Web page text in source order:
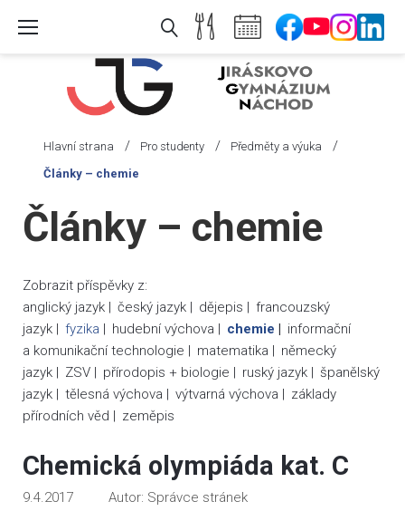
Hlavní strana / Pro studenty / Předměty a výuka /
Články – chemie
Články
Články – chemie
Zobrazit příspěvky z:
anglický jazyk
český jazyk dějepis
francouzský
jazyk
fyzika hudební výchova chemie
informační
a komunikační technologie
matematika
německý
jazyk
ZSV přírodopis + biologie ruský jazyk
španělský
jazyk
tělesná výchova výtvarná výchova
základy
přírodních věd
zeměpis
Chemická olympiáda kat. C
9.4.2017
Správce stránek